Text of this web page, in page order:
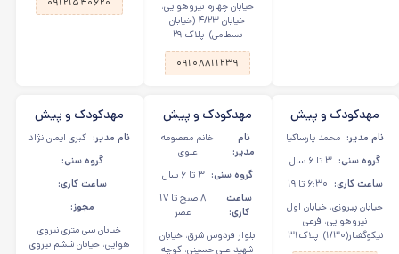
خیابان چهارم نیروهوایی،
خیابان ۴/۲۳ (خیابان
بسطامی)، پلاک ۲۹
۰۹۱۰۸۸۱۱۲۳۹
مهدکودک و پیش
دبستانی حکمت
پارسا در پیروزی
نام مدیر: محمد پارساکیا
گروه سنی: ۳ تا ۶ سال
ساعت کاری: ۶:۳۰ تا ۱۹
خیابان پیروزی، خیابان اول
نیروهوایی، فرعی
نیکوگفتار(۱/۳۰)، پلاک۳۱
مهدکودک و پیش
دبستان گلسان در
بلوار فردوس شرق
نام
مدیر:
خانم معصومه
علوی
گروه سنی: ۳ تا ۶ سال
ساعت
کاری:
۸ صبح تا ۱۷
عصر
بلوار فردوس شرق، خیابان
شهید علی حسینی، کوچه
مهدکودک و پیش
دبستانی محبوب
کوچولوها در سی
متری نیروی هوایی
نام مدیر: کبری ایمان نژاد
گروه سنی:
ساعت کاری:
مجوز:
خیابان سی متری نیروی
هوایی، خیابان ششم نیروی